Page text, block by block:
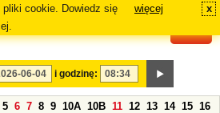
cookie. Dowiedz się
więcej x
i godzinę:
5 6 7 8 9 10A 10B 11 12 13 14 15 16